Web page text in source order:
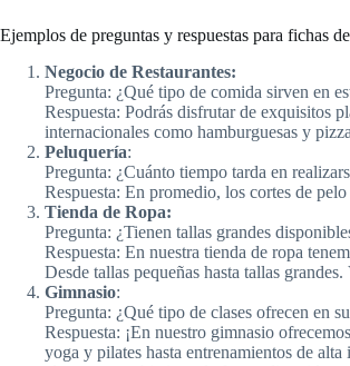
Ejemplos de preguntas y respuestas para fichas
Negocio de Restaurantes:
Pregunta: ¿Qué tipo de comida sirven en
Respuesta: Podrás disfrutar de exquisitos
internacionales como hamburguesas y
Peluquería:
Pregunta: ¿Cuánto tiempo tarda en
Respuesta: En promedio, los cortes de
Tienda de Ropa:
Pregunta: ¿Tienen tallas grandes
Respuesta: En nuestra tienda de ropa
Desde tallas pequeñas hasta tallas
Gimnasio:
Pregunta: ¿Qué tipo de clases ofrecen en
Respuesta: ¡En nuestro gimnasio
yoga y pilates hasta entrenamientos de